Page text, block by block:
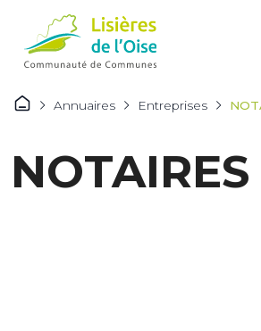
Annuaires Entreprises